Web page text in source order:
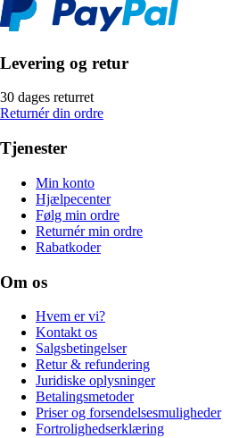
Levering og retur
30 dages returret
Returnér din ordre
Tjenester
Min konto
Hjælpecenter
Følg min ordre
Returnér min ordre
Rabatkoder
Om os
Hvem er vi?
Kontakt os
Salgsbetingelser
Retur & refundering
Juridiske oplysninger
Betalingsmetoder
Priser og forsendelsesmuligheder
Fortrolighedserklæring